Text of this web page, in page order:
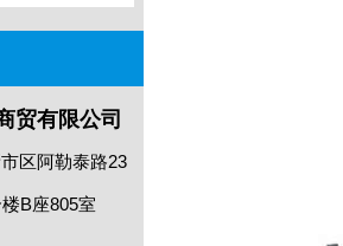
贸有限公司
区阿勒泰路23
B座805室